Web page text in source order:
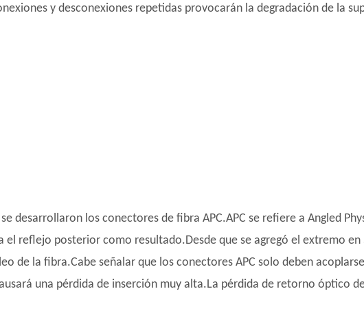
y desconexiones repetidas provocarán la degradación de la
desarrollaron los conectores de fibra APC.APC se refiere a Angled
reflejo posterior como resultado.Desde que se agregó el extremo
de la fibra.Cabe señalar que los conectores APC solo deben
una pérdida de inserción muy alta.La pérdida de retorno óptico